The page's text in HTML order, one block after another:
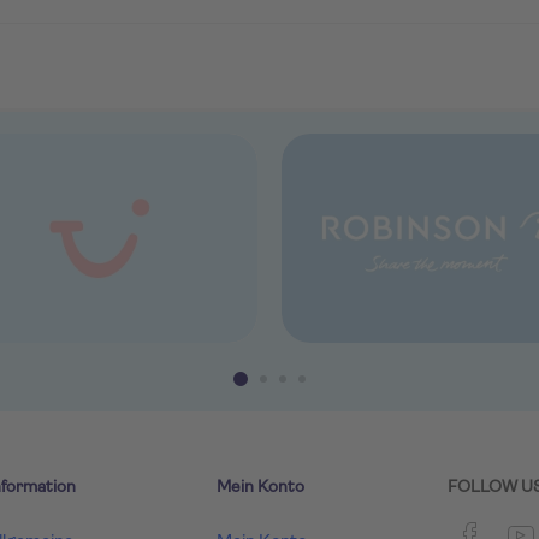
Mein Konto FOLLOW